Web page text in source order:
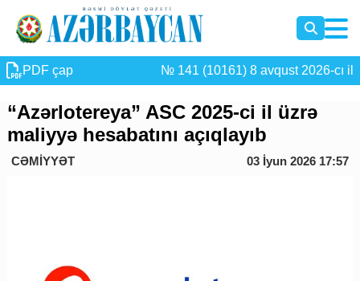
PDF çap № 141 (10161) 8 avqust 2026-cı il
“Azərlotereya” ASC 2025-ci il üzrə
maliyyə hesabatını açıqlayıb
CƏMİYYƏT 03 İyun 2026 17:57